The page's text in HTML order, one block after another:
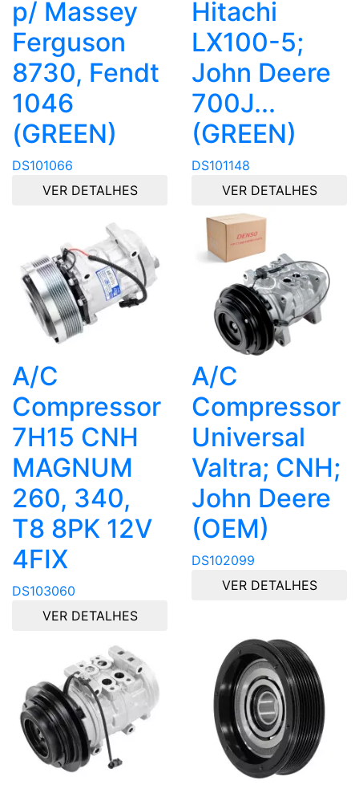
p/ Massey
Ferguson
8730, Fendt
1046
(GREEN)
DS101066
VER DETALHES
Hitachi
LX100-5;
John Deere
700J...
(GREEN)
DS101148
VER DETALHES
A/C
Compressor
7H15 CNH
MAGNUM
260, 340,
T8 8PK 12V
4FIX
DS103060
VER DETALHES
A/C
Compressor
Universal
Valtra; CNH;
John Deere
(OEM)
DS102099
VER DETALHES